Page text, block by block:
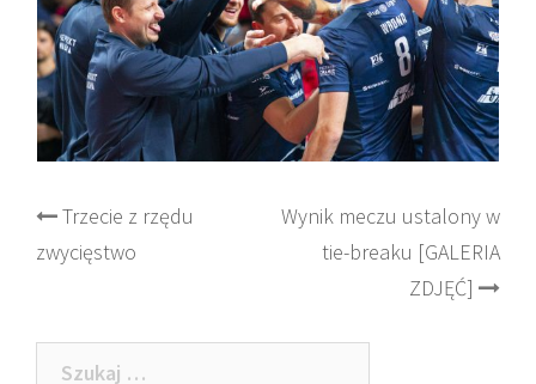
Post
navigation
Trzecie z rzędu
zwycięstwo
Wynik meczu ustalony w
tie-breaku [GALERIA
ZDJĘĆ]
Szukaj: